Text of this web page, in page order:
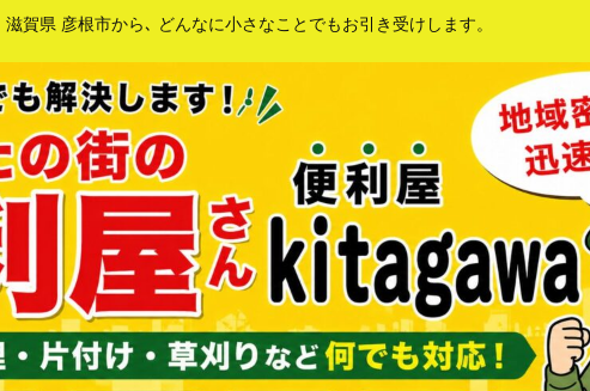
滋賀県 彦根市から､ どんなに小さなことでもお引き受けします。